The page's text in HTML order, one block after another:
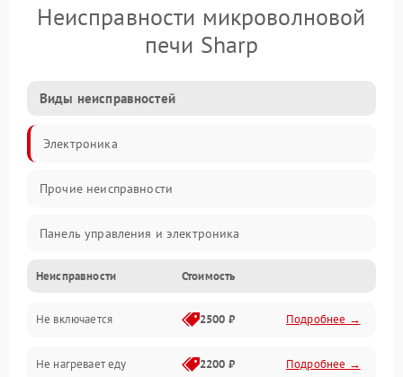
Неисправности микроволновой
печи Sharp
Виды неисправностей
Электроника
Прочие неисправности
Панель управления и электроника
Дверца и корпус
Механика и внутренние элементы
Механические повреждения
Неисправности Стоимость
Не включается 2500 ₽ Подробнее →
Не нагревает еду 2200 ₽ Подробнее →